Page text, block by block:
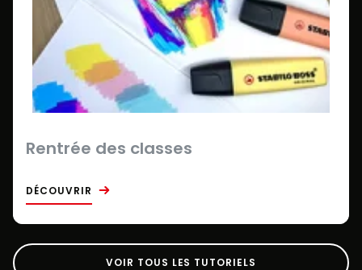
Rentrée des classes
DÉCOUVRIR
VOIR TOUS LES TUTORIELS